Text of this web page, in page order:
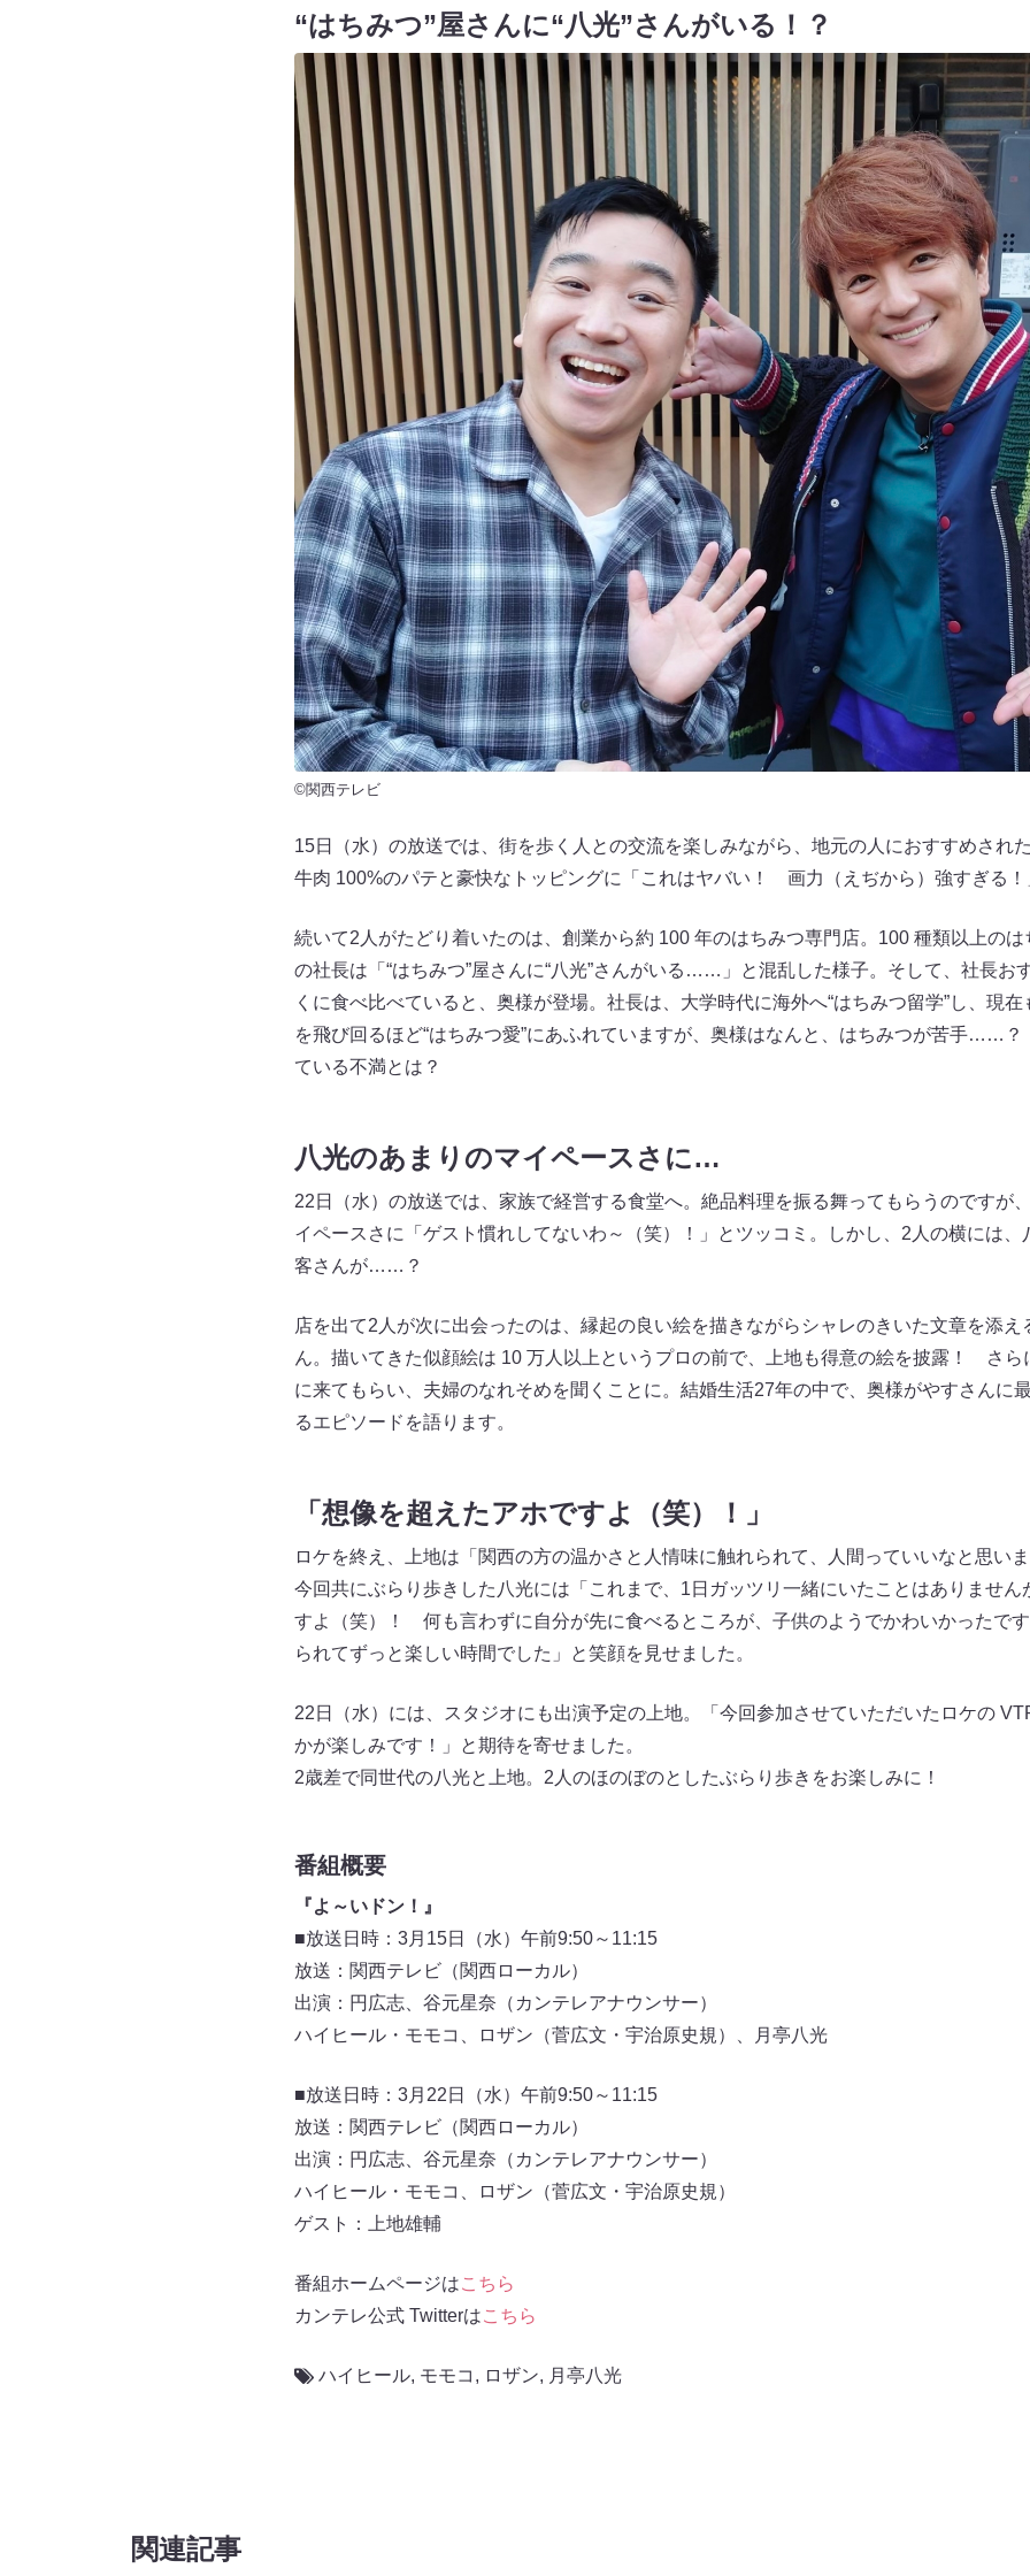
“はちみつ”屋さんに“八光”さんがいる！？
©関西テレビ
15日（水）の放送では、街を歩く人との交流を楽しみながら、地元の人におすすめされ
牛肉 100%のパテと豪快なトッピングに「これはヤバい！ 画力（えぢから）強すぎる
続いて2人がたどり着いたのは、創業から約 100 年のはちみつ専門店。100 種類以上の
の社長は「“はちみつ”屋さんに“八光”さんがいる……」と混乱した様子。そして、社長お
くに食べ比べていると、奥様が登場。社長は、大学時代に海外へ“はちみつ留学”し、現
を飛び回るほど“はちみつ愛”にあふれていますが、奥様はなんと、はちみつが苦手……
ている不満とは？
八光のあまりのマイペースさに…
22日（水）の放送では、家族で経営する食堂へ。絶品料理を振る舞ってもらうのですが
イペースさに「ゲスト慣れしてないわ～（笑）！」とツッコミ。しかし、2人の横には
客さんが……？
店を出て2人が次に出会ったのは、縁起の良い絵を描きながらシャレのきいた文章を添
ん。描いてきた似顔絵は 10 万人以上というプロの前で、上地も得意の絵を披露！ さら
に来てもらい、夫婦のなれそめを聞くことに。結婚生活27年の中で、奥様がやすさんに
るエピソードを語ります。
「想像を超えたアホですよ（笑）！」
ロケを終え、上地は「関西の方の温かさと人情味に触れられて、人間っていいなと思い
今回共にぶらり歩きした八光には「これまで、1日ガッツリ一緒にいたことはありませ
すよ（笑）！ 何も言わずに自分が先に食べるところが、子供のようでかわいかったで
られてずっと楽しい時間でした」と笑顔を見せました。
22日（水）には、スタジオにも出演予定の上地。「今回参加させていただいたロケの
かが楽しみです！」と期待を寄せました。
2歳差で同世代の八光と上地。2人のほのぼのとしたぶらり歩きをお楽しみに！
番組概要
『よ～いドン！』
■放送日時：3月15日（水）午前9:50～11:15
放送：関西テレビ（関西ローカル）
出演：円広志、谷元星奈（カンテレアナウンサー）
ハイヒール・モモコ、ロザン（菅広文・宇治原史規）、月亭八光
■放送日時：3月22日（水）午前9:50～11:15
放送：関西テレビ（関西ローカル）
出演：円広志、谷元星奈（カンテレアナウンサー）
ハイヒール・モモコ、ロザン（菅広文・宇治原史規）
ゲスト：上地雄輔
番組ホームページはこちら
カンテレ公式 Twitterはこちら
ハイヒール, モモコ , ロザン, 月亭八光
関連記事